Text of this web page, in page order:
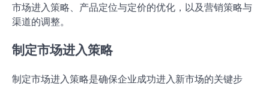
市场进入策略、产品定位与定价的优化，以及营销策略与
渠道的调整。
制定市场进入策略
制定市场进入策略是确保企业成功进入新市场的关键步